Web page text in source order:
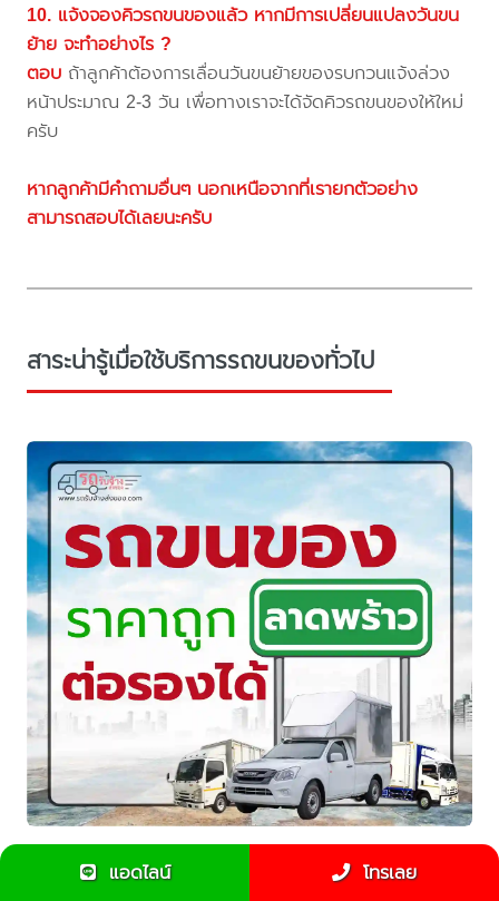
10. แจ้งจองคิวรถขนของแล้ว หากมีการเปลี่ยนแปลงวันขน
ย้าย จะทำอย่างไร ?
ตอบ ถ้าลูกค้าต้องการเลื่อนวันขนย้ายของรบกวนแจ้งล่วง
หน้าประมาณ 2-3 วัน เพื่อทางเราจะได้จัดคิวรถขนของให้ใหม่
ครับ
หากลูกค้ามีคำถามอื่นๆ นอกเหนือจากที่เรายกตัวอย่าง
สามารถสอบได้เลยนะครับ
สาระน่ารู้เมื่อใช้บริการรถขนของทั่วไป
รถรับจ้างลาดพร้าว ราคาถูก ปลอดภัย 24 ชั่วโมง | บริการ
แอดไลน์ โทรเลย